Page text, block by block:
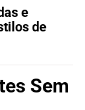
e
de
Sem